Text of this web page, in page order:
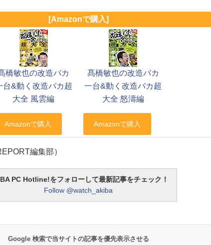
[Amazonで購入]
橋敏也の改造バカ
台&動く改造バカ超
大全 風雲編
髙橋敏也の改造バカ
一台&動く改造バカ超
大全 怒濤編
編集部）
PC Hotline!をフォローして最新記事をチェック！
Follow @watch_akiba
Google 検索で当サイトの記事を優先表示させる